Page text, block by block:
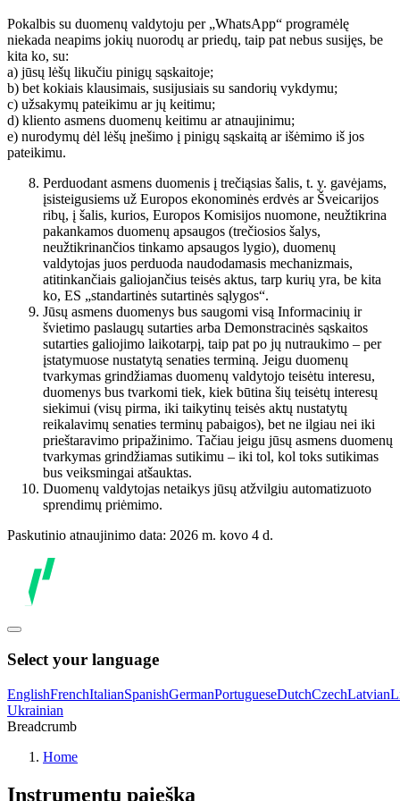
Pokalbis su duomenų valdytoju per „WhatsApp“ programėlę
niekada neapims jokių nuorodų ar priedų, taip pat nebus susijęs, be
kita ko, su:
a) jūsų lėšų likučiu pinigų sąskaitoje;
b) bet kokiais klausimais, susijusiais su sandorių vykdymu;
c) užsakymų pateikimu ar jų keitimu;
d) kliento asmens duomenų keitimu ar atnaujinimu;
e) nurodymų dėl lėšų įnešimo į pinigų sąskaitą ar išėmimo iš jos
pateikimu.
Perduodant asmens duomenis į trečiąsias šalis, t. y. gavėjams,
įsisteigusiems už Europos ekonominės erdvės ar Šveicarijos
ribų, į šalis, kurios, Europos Komisijos nuomone, neužtikrina
pakankamos duomenų apsaugos (trečiosios šalys,
neužtikrinančios tinkamo apsaugos lygio), duomenų
valdytojas juos perduoda naudodamasis mechanizmais,
atitinkančiais galiojančius teisės aktus, tarp kurių yra, be kita
ko, ES „standartinės sutartinės sąlygos“.
Jūsų asmens duomenys bus saugomi visą Informacinių ir
švietimo paslaugų sutarties arba Demonstracinės sąskaitos
sutarties galiojimo laikotarpį, taip pat po jų nutraukimo – per
įstatymuose nustatytą senaties terminą. Jeigu duomenų
tvarkymas grindžiamas duomenų valdytojo teisėtu interesu,
duomenys bus tvarkomi tiek, kiek būtina šių teisėtų interesų
siekimui (visų pirma, iki taikytinų teisės aktų nustatytų
reikalavimų senaties terminų pabaigos), bet ne ilgiau nei iki
prieštaravimo pripažinimo. Tačiau jeigu jūsų asmens duomenų
tvarkymas grindžiamas sutikimu – iki tol, kol toks sutikimas
bus veiksmingai atšauktas.
Duomenų valdytojas netaikys jūsų atžvilgiu automatizuoto
sprendimų priėmimo.
Paskutinio atnaujinimo data: 2026 m. kovo 4 d.
Select your language
EnglishFrenchItalianSpanishGermanPortugueseDutchCzechLatvian
Ukrainian
Breadcrumb
Home
Instrumentų paieška